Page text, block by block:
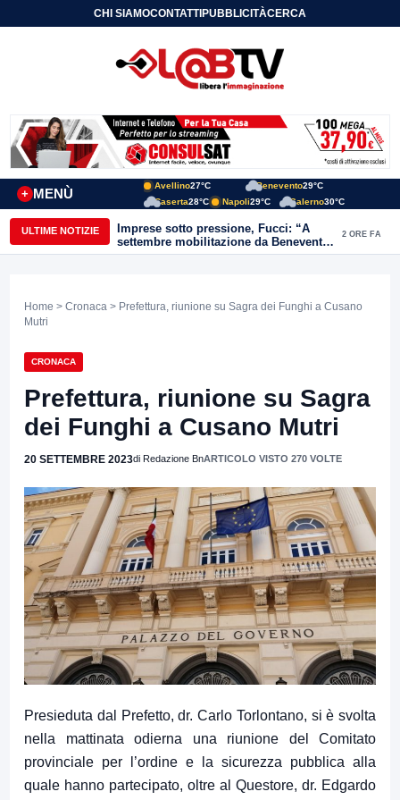
CHI SIAMOCONTATTIPUBBLICITÀCERCA
MENÙ
+
Avellino27°C Benevento29°C
Caserta28°C Napoli29°C Salerno30°C
ULTIME NOTIZIE
Imprese sotto pressione, Fucci: “A
settembre mobilitazione da Benevento
e Avellino”
2 ORE FA
Home > Cronaca > Prefettura, riunione su Sagra dei Funghi a Cusano
Mutri
CRONACA
Prefettura, riunione su Sagra
dei Funghi a Cusano Mutri
20 SETTEMBRE 2023di Redazione BnARTICOLO VISTO 270 VOLTE
Presieduta dal Prefetto, dr. Carlo Torlontano, si è svolta
nella mattinata odierna una riunione del Comitato
provinciale per l’ordine e la sicurezza pubblica alla
quale hanno partecipato, oltre al Questore, dr. Edgardo